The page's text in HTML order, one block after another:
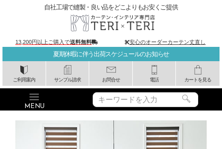
夏期休暇に伴う出荷スケジュールのお知らせ
ご利用案内 サンプル請求 お問合せ 電話 カートを見る
自社工場で縫製・良い品をどこよりもお安くご提供
13,200円以上ご購入で送料無料 安心のオーダーカーテン丈直し